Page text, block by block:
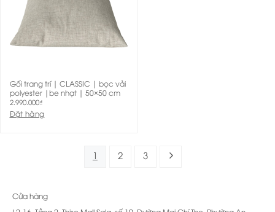
Gối trang trí | CLASSIC | bọc vải
polyester |be nhạt | 50×50 cm
2.990.000₫
Đặt hàng
1 2 3
Cửa hàng